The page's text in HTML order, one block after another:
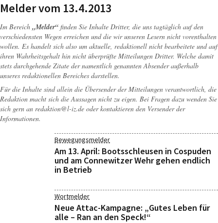
Melder vom 13.4.2013
Im Bereich „Melder“ finden Sie Inhalte Dritter, die uns tagtäglich auf den
verschiedensten Wegen erreichen und die wir unseren Lesern nicht vorenthalten
wollen. Es handelt sich also um aktuelle, redaktionell nicht bearbeitete und auf
ihren Wahrheitsgehalt hin nicht überprüfte Mitteilungen Dritter. Welche damit
stets durchgehende Zitate der namentlich genannten Absender außerhalb
unseres redaktionellen Bereiches darstellen.
Für die Inhalte sind allein die Übersender der Mitteilungen verantwortlich, die
Redaktion macht sich die Aussagen nicht zu eigen. Bei Fragen dazu wenden Sie
sich gern an redaktion@l-iz.de oder kontaktieren den Versender der
Informationen.
Bewegungsmelder
Am 13. April: Bootsschleusen in Cospuden
und am Connewitzer Wehr gehen endlich
in Betrieb
Wortmelder
Neue Attac-Kampagne: „Gutes Leben für
alle – Ran an den Speck!“